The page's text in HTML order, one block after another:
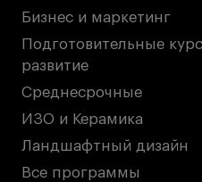
Бизнес и маркетинг
Подготовительные
развитие
Среднесрочные
ИЗО и Керамика
Ландшафтный дизайн
Все программы